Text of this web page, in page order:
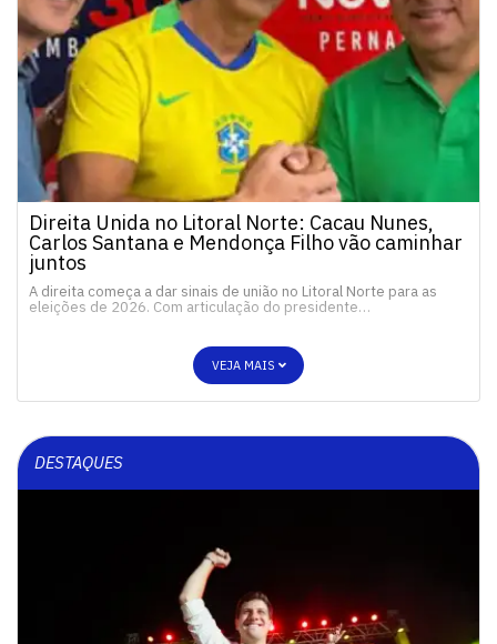
Direita Unida no Litoral Norte: Cacau Nunes,
Carlos Santana e Mendonça Filho vão caminhar
juntos
A direita começa a dar sinais de união no Litoral Norte para as
eleições de 2026. Com articulação do presidente…
VEJA MAIS
DESTAQUES